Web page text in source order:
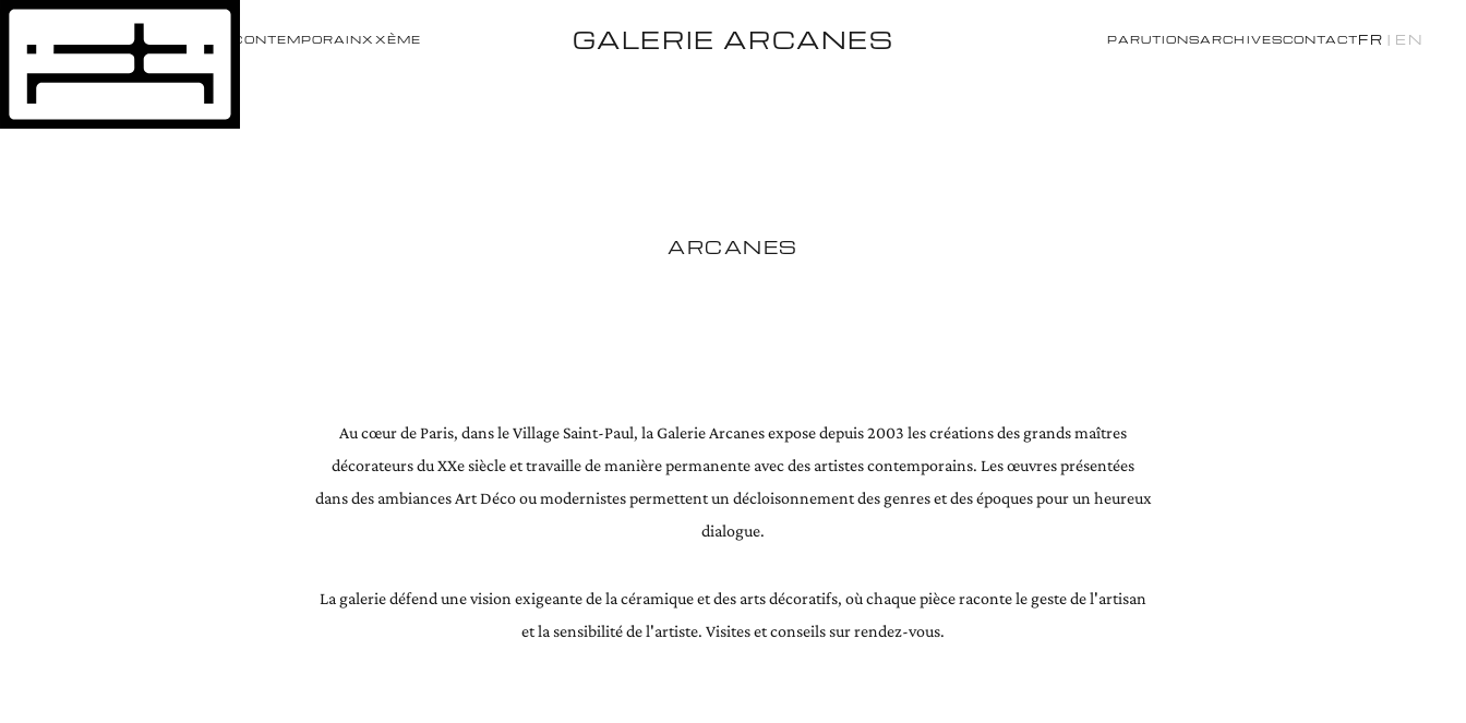
ÉVÈNEMENTS CONTEMPORAINXXÈME GALERIE ARCANES PARUTIONSARCHIVESCONTACTFR | EN
ARCANES
Au cœur de Paris, dans le Village Saint-Paul, la Galerie Arcanes expose depuis 2003 les créations des grands maîtres
décorateurs du XXe siècle et travaille de manière permanente avec des artistes contemporains. Les œuvres présentées
dans des ambiances Art Déco ou modernistes permettent un décloisonnement des genres et des époques pour un heureux
dialogue.
La galerie défend une vision exigeante de la céramique et des arts décoratifs, où chaque pièce raconte le geste de l'artisan
et la sensibilité de l'artiste. Visites et conseils sur rendez-vous.